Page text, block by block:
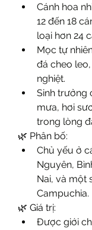
Cánh hoa
12 đến 18
loại hơn 24
Mọc tự
đá cheo
nghiệt.
Sinh trưởng
mưa, hơi
trong lòng
🌿 Phân bố:
Chủ yếu ở
Nguyên,
Nai, và một
Campuchia.
🌿 Giá trị:
Được giới